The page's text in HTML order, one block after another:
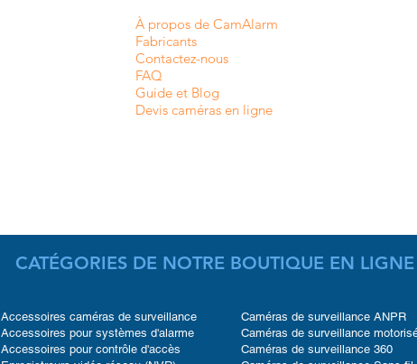
À propos de CamAlarm
Fabricants
Contactez-nous
FAQ
Guide et Blog
Devis caméras en ligne
CATÉGORIES DE NOTRE BOUTIQUE EN LIGNE
Accessoires caméras de surveillance
Accessoires pour systèmes d'alarme
Accessoires pour contrôle d'accès
Caméras de surveillance ANPR
Caméras de surveillance
Caméras de surveillance 360